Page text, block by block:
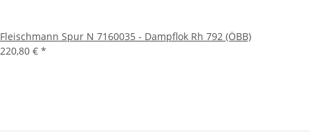
Fleischmann Spur N 7160035 - Dampflok Rh 792 (ÖBB)
220,80 € *